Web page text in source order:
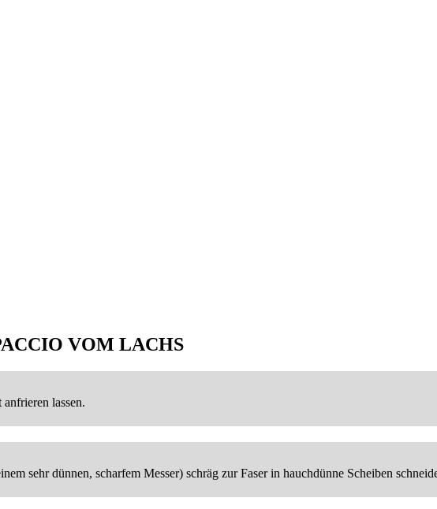
VOM LACHS
lassen.
sehr dünnen, scharfem Messer) schräg zur Faser in hauchdünne Scheiben